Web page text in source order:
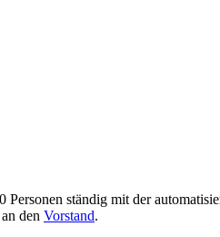
ständig mit der
den Vorstand.